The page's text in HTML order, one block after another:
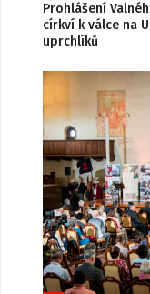
Prohlášení
církví k válce na
uprchlíků